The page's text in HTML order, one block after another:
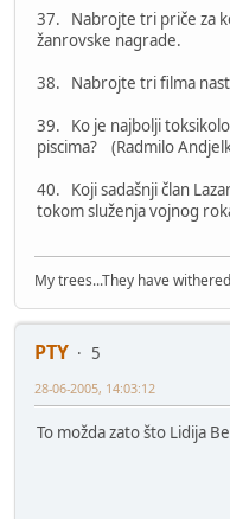
37. Nabrojte tri priče za
žanrovske nagrade.
38. Nabrojte tri filma
39. Ko je najbolji
piscima? (Radmilo
40. Koji sadašnji član
tokom služenja
My trees...They have
PTY
5
28-06-2005, 14:03:12
To možda zato što Lidija